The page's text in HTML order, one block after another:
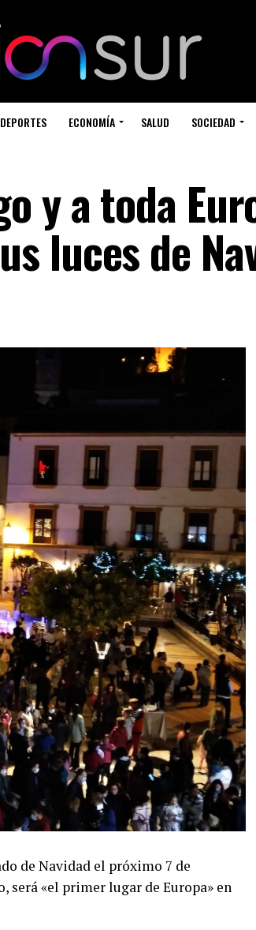
DEPORTES ECONOMÍA SALUD SOCIEDAD
y a toda
luces de
de Navidad el próximo 7 de
será «el primer lugar de Europa» en